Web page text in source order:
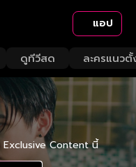
แอป
ดูทีวีสด ละครแนวตั้
Exclusive Content นี้